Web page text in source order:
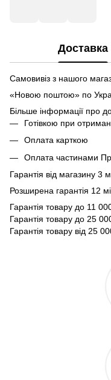
Доставка
Самовивіз з нашого
«Новою поштою» по
Більше інформації про
Готівкою при
Оплата карткою
Оплата частинами
Гарантія від магазину 3
Розширена гарантія 12
Гарантія товару до 11
Гарантія товару до 25
Гарантія товару від 25